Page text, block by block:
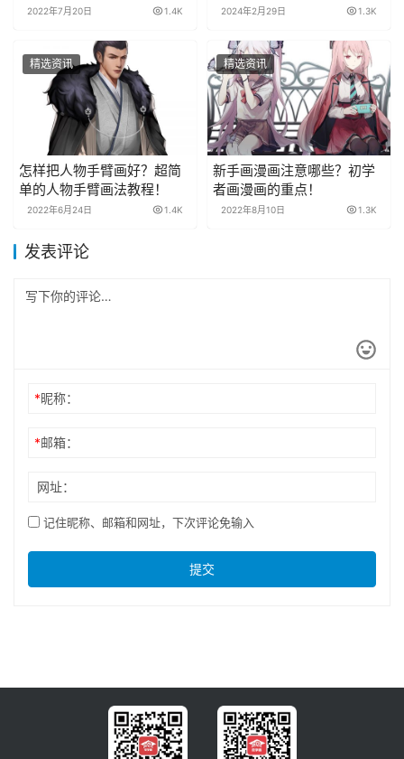
2022年7月20日 1.4K 2024年2月29日 1.3K
精选资讯
怎样把人物手臂画好？超简
单的人物手臂画法教程！
2022年6月24日 1.4K
精选资讯
新手画漫画注意哪些？初学
者画漫画的重点！
2022年8月10日 1.3K
发表评论
*昵称：
*邮箱：
网址：
记住昵称、邮箱和网址，下次评论免输入
提交